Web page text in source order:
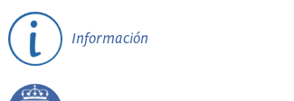
Información